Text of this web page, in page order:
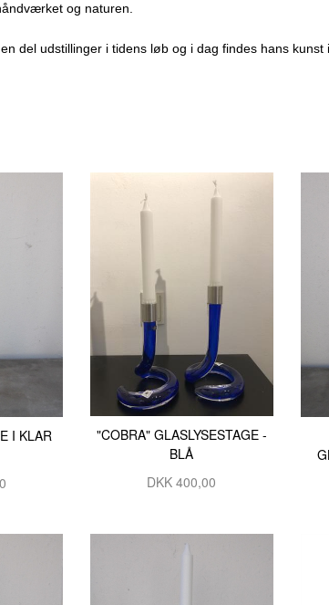
og naturen.
del udstillinger i tidens løb og i dag findes hans
I KLAR
"COBRA" GLASLYSESTAGE -
BLÅ
DKK 400,00